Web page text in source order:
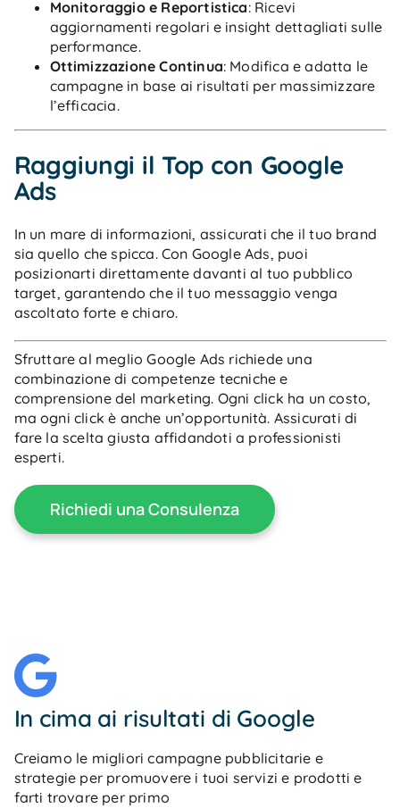
Monitoraggio e Reportistica: Ricevi
aggiornamenti regolari e insight dettagliati sulle
performance.
Ottimizzazione Continua: Modifica e adatta le
campagne in base ai risultati per massimizzare
l’efficacia.
Raggiungi il Top con Google
Ads
In un mare di informazioni, assicurati che il tuo brand
sia quello che spicca. Con Google Ads, puoi
posizionarti direttamente davanti al tuo pubblico
target, garantendo che il tuo messaggio venga
ascoltato forte e chiaro.
Sfruttare al meglio Google Ads richiede una
combinazione di competenze tecniche e
comprensione del marketing. Ogni click ha un costo,
ma ogni click è anche un’opportunità. Assicurati di
fare la scelta giusta affidandoti a professionisti
esperti.
Richiedi una Consulenza
In cima ai risultati di Google
Creiamo le migliori campagne pubblicitarie e
strategie per promuovere i tuoi servizi e prodotti e
farti trovare per primo